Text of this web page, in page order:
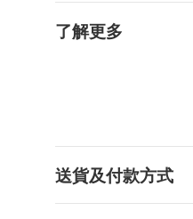
了解更多
送貨及付款方式